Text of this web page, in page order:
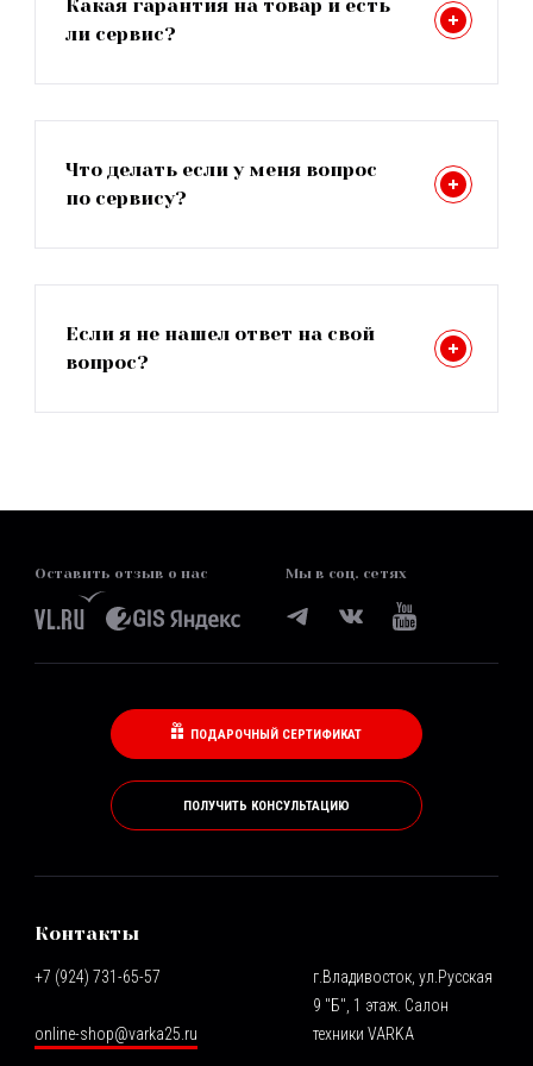
Какая гарантия на товар и есть
ли сервис?
Что делать если у меня вопрос
по сервису?
Если я не нашел ответ на свой
вопрос?
Оставить отзыв о нас Мы в соц. сетях
ПОДАРОЧНЫЙ СЕРТИФИКАТ
ПОЛУЧИТЬ КОНСУЛЬТАЦИЮ
Контакты
+7 (924) 731-65-57
online-shop@varka25.ru
г.Владивосток, ул.Русская
9 "Б", 1 этаж. Салон
техники VARKA